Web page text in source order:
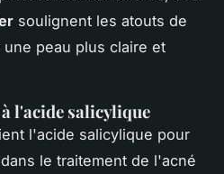
soulignent les atouts de
peau plus claire et
l'acide salicylique
l'acide salicylique pour
le traitement de l'acné